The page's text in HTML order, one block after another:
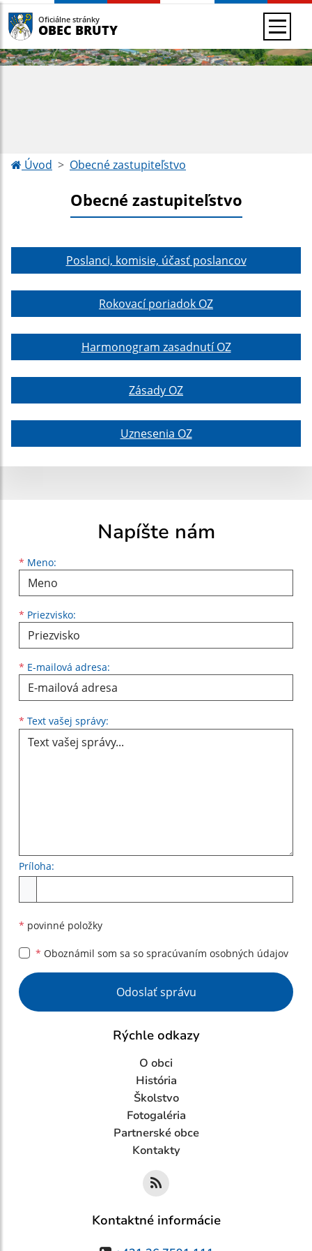
Oficiálne stránky
OBEC BRUTY
Úvod Obecné zastupiteľstvo
Obecné zastupiteľstvo
Poslanci, komisie, účasť poslancov
Rokovací poriadok OZ
Harmonogram zasadnutí OZ
Zásady OZ
Uznesenia OZ
Napíšte nám
* Meno:
Meno
* Priezvisko:
Priezvisko
* E-mailová adresa:
E-mailová adresa
* Text vašej správy:
Príloha:
* povinné položky
* Oboznámil som sa so spracúvaním osobných údajov
Google reCaptcha Response
Odoslať správu
Rýchle odkazy
O obci
História
Školstvo
Fotogaléria
Partnerské obce
Kontakty
Kontaktné informácie